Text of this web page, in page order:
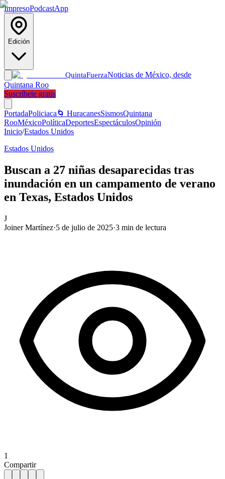
ImpresoPodcastApp
Edición
QuintaFuerzaNoticias de México, desde
Quintana Roo
Suscríbete gratis
PortadaPoliciaca 🌀 HuracanesSismosQuintana
RooMéxicoPolíticaDeportesEspectáculosOpinión
Inicio/Estados Unidos
Estados Unidos
Buscan a 27 niñas desaparecidas tras
inundación en un campamento de verano
en Texas, Estados Unidos
J
Joiner Martínez·5 de julio de 2025·3 min de lectura
1
Compartir